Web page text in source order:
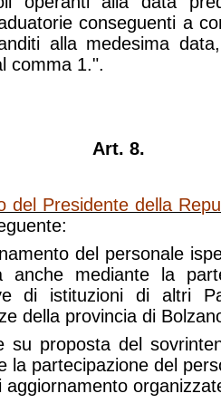
conseguenti a
alla medesima
comma 1.".
Art. 8.
del Presidente della
del personale
anche mediante la
di istituzioni di altri
della provincia di
su proposta del
la partecipazione del